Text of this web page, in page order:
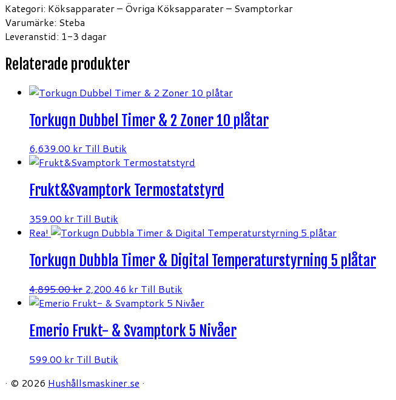
Kategori: Köksapparater – Övriga Köksapparater – Svamptorkar
Varumärke: Steba
Leveranstid: 1-3 dagar
Relaterade produkter
Torkugn Dubbel Timer & 2 Zoner 10 plåtar
6,639.00 kr Till Butik
Frukt&Svamptork Termostatstyrd
359.00 kr Till Butik
Rea!
Torkugn Dubbla Timer & Digital Temperaturstyrning 5 plåtar
4,895.00kr Det
ursprungliga
var:
2,200.46 krDet
nuvarande
är:
2,200.46 kr.
Till Butik
Emerio Frukt- & Svamptork 5 Nivåer
599.00 kr Till Butik
· © 2026 Hushållsmaskiner.se ·